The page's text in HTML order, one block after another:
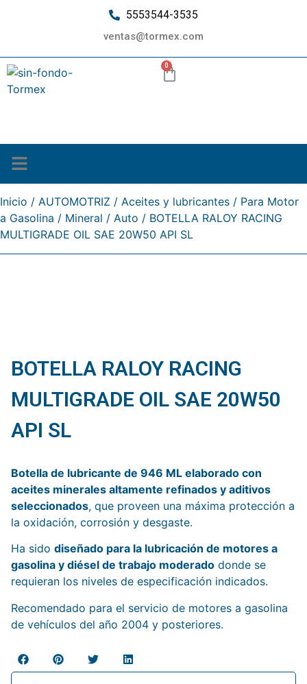
5553544-3535
ventas@tormex.com
0
Inicio / AUTOMOTRIZ / Aceites y lubricantes / Para Motor
a Gasolina / Mineral / Auto / BOTELLA RALOY RACING
MULTIGRADE OIL SAE 20W50 API SL
BOTELLA RALOY RACING
MULTIGRADE OIL SAE 20W50
API SL
Botella de lubricante de 946 ML elaborado con
aceites minerales altamente refinados y aditivos
seleccionados, que proveen una máxima protección a
la oxidación, corrosión y desgaste.
Ha sido diseñado para la lubricación de motores a
gasolina y diésel de trabajo moderado donde se
requieran los niveles de especificación indicados.
Recomendado para el servicio de motores a gasolina
de vehículos del año 2004 y posteriores.